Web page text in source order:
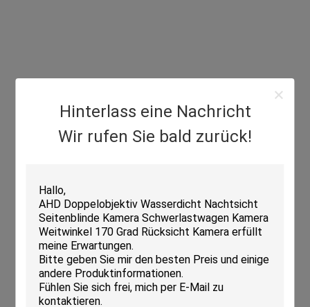
Hinterlass eine Nachricht
Wir rufen Sie bald zurück!